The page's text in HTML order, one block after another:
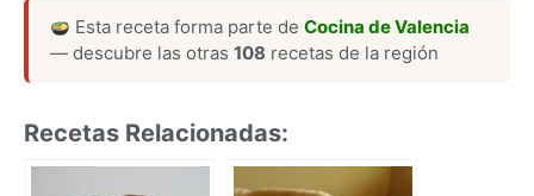
Esta receta forma parte deCocina de Valencia
— descubre las otras 108 recetas de la región
Recetas Relacionadas: